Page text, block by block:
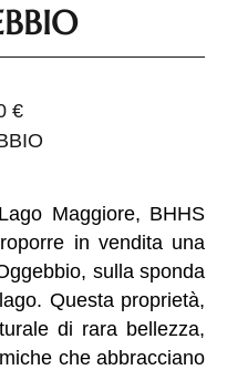
€
Maggiore, BHHS
in vendita una
sulla sponda
Questa proprietà,
di rara bellezza,
che abbracciano